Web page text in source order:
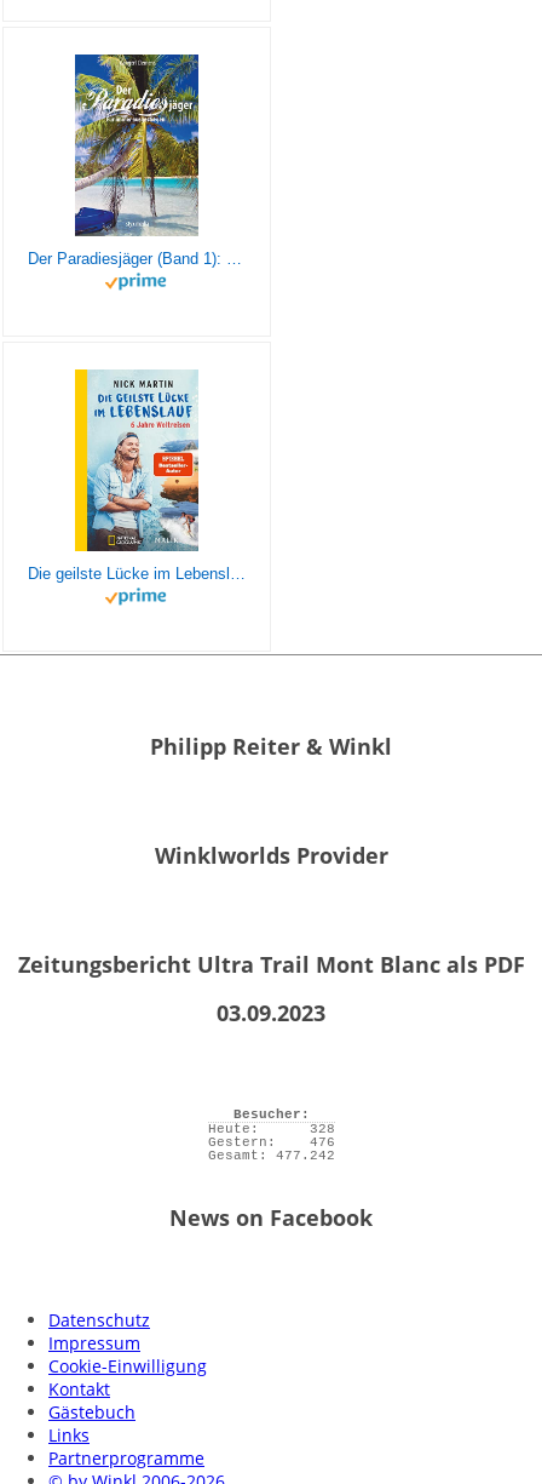
Der Paradiesjäger (Band 1): Für immer ausgestiegen
Die geilste Lücke im Lebenslauf: 6 Jahre Weltreisen | Der erfolgreiche Reisebericht erstmals im Taschenbuch
Philipp Reiter & Winkl
Winklworlds Provider
Zeitungsbericht Ultra Trail Mont Blanc als PDF
03.09.2023
Besucher:
Heute:
328
Gestern:
476
Gesamt:
477.242
News on Facebook
Datenschutz
Impressum
Cookie-Einwilligung
Kontakt
Gästebuch
Links
Partnerprogramme